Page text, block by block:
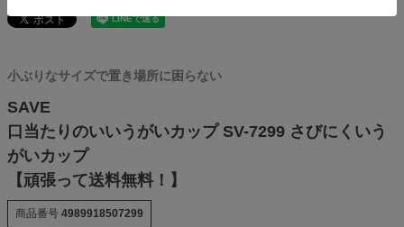
小ぶりなサイズで置き場所に困らない
SAVE
口当たりのいいうがいカップ SV-7299 さびにくいう
がいカップ
【頑張って送料無料！】
商品番号 4989918507299